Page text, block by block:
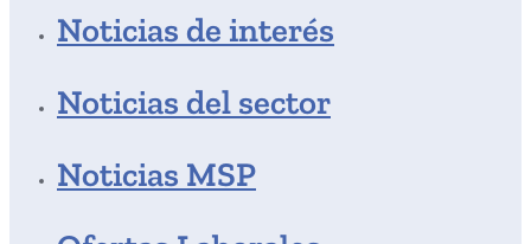
Noticias de interés
Noticias del sector
Noticias MSP